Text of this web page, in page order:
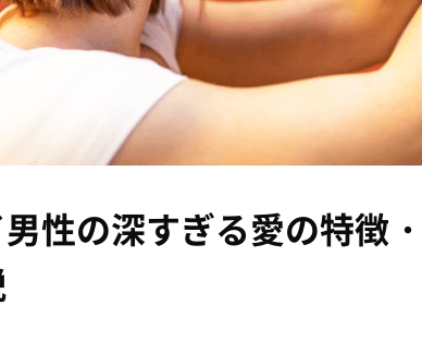
性の深すぎる愛の特徴